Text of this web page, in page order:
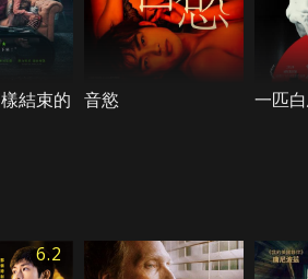
結束的 音慾 一匹
6.2